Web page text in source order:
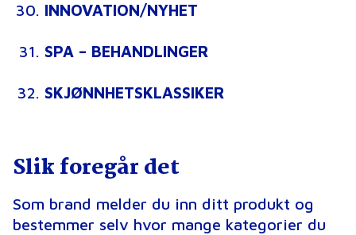
INNOVATION/NYHET
SPA – BEHANDLINGER
SKJØNNHETSKLASSIKER
Slik foregår det
Som brand melder du inn ditt produkt og
bestemmer selv hvor mange kategorier du